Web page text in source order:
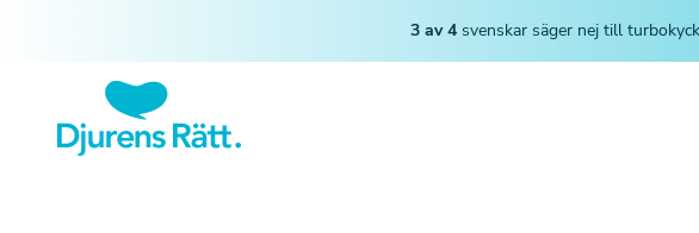
3 av 4 svenskar säger nej till